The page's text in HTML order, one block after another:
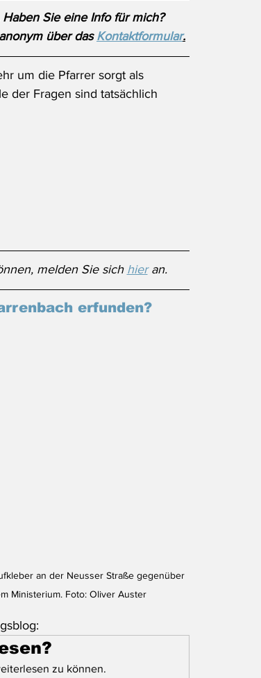
Sie eine Info für mich?
über das Kontaktformular.
um die Pfarrer sorgt als
der Fragen sind tatsächlich
melden Sie sich hier an.
erfunden?
an der Neusser Straße gegenüber
Ministerium. Foto: Oliver Auster
zu können.